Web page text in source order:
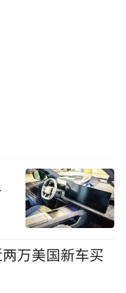
两万美国新车买